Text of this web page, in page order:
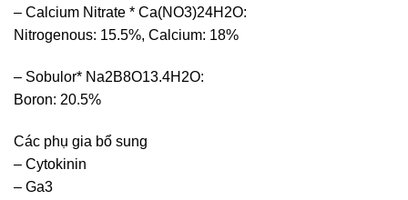
– Calcium Nitrate * Ca(NO3)24H2O:
Nitrogenous: 15.5%, Calcium: 18%
– Sobulor* Na2B8O13.4H2O:
Boron: 20.5%
Các phụ gia bổ sung
– Cytokinin
– Ga3